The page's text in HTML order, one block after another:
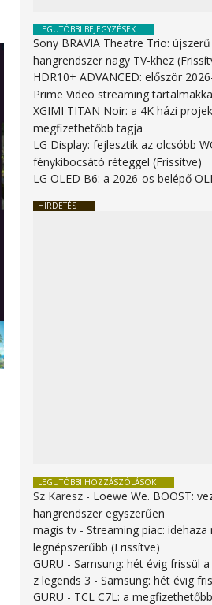
LEGUTÓBBI BEJEGYZÉSEK
Sony BRAVIA Theatre Trio:
hangrendszer nagy TV-khez
HDR10+ ADVANCED: először
Prime Video streaming
XGIMI TITAN Noir: a 4K házi
megfizethetőbb tagja
LG Display: fejlesztik az olcsóbb
fénykibocsátó réteggel (Frissítve)
LG OLED B6: a 2026-os belépő
HIRDETÉS
LEGUTÓBBI HOZZÁSZÓLÁSOK
Sz Karesz - Loewe We. BOOST:
hangrendszer egyszerűen
magis tv -Streaming piac:
legnépszerűbb (Frissítve)
GURU -Samsung: hét évig frissül
z legends 3 -Samsung: hét évig
GURU - TCL C7L: a